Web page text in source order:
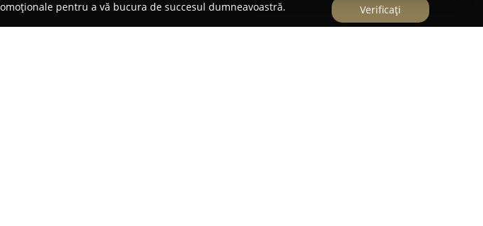
pentru a vă bucura de succesul dumneavoastră.
Verificați